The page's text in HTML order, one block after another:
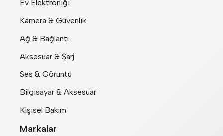
Ev Elektroniği
Kamera & Güvenlik
Ağ & Bağlantı
Aksesuar & Şarj
Ses & Görüntü
Bilgisayar & Aksesuar
Kişisel Bakım
Markalar